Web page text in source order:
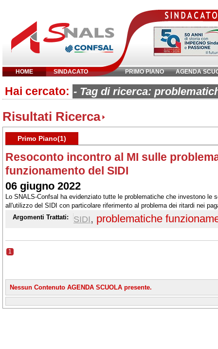
HOME SINDACATO PRIMO PIANO AGENDA
Inserisci parola chiave:
Hai cercato: - Tag di ricerca:
Risultati Ricerca
Primo Piano(1)
Resoconto incontro al MI sulle
funzionamento del SIDI
06 giugno 2022
Lo SNALS-Confsal ha evidenziato tutte le problematiche che investono le
all'utilizzo del SIDI con particolare riferimento al problema dei ritardi nei
supplenti
Argomenti Trattati: SIDI, problematiche
1
Nessun Contenuto AGENDA SCUOLA presente.